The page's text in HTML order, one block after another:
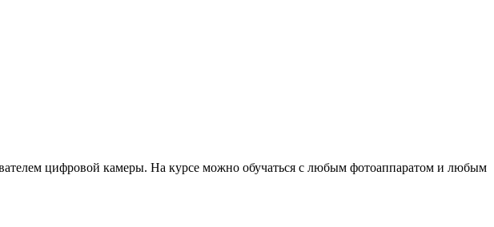
цифровой камеры. На курсе можно обучаться с любым фотоаппаратом и любым